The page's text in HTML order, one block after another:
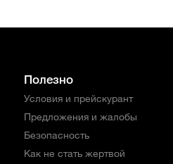
Полезно
Условия и прейскурант
Предложения и жалобы
Безопасность
Как не стать жертвой